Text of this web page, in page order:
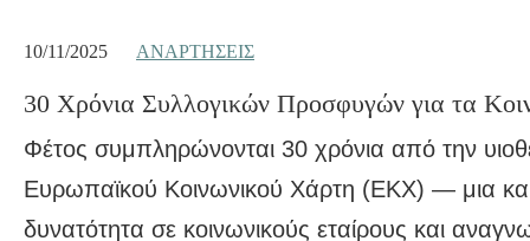
10/11/2025 ΑΝΑΡΤΉΣΕΙΣ
30 Χρόνια Συλλογικών Προσφυγών για τα
Φέτος συμπληρώνονται 30 χρόνια από την
Ευρωπαϊκού Κοινωνικού Χάρτη (ΕΚΧ) — μια
δυνατότητα σε κοινωνικούς εταίρους και